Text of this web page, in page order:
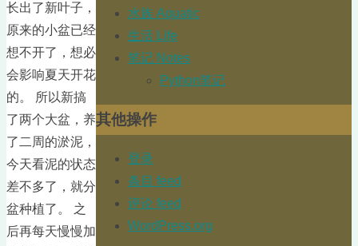
长出了新叶子，
原来的小盆已经
想不开了，想必
会影响夏天开花
的。 所以新搞
了两个大盆，养
了二周的淤泥，
今天看泥的状态
差不多了，就分
盆种植了。 之
后再每天慢慢加
水族 Aquatic
生活 Life
笔记 Notes
Python笔记
其他操作
登录
条目 feed
评论 feed
WordPress.org